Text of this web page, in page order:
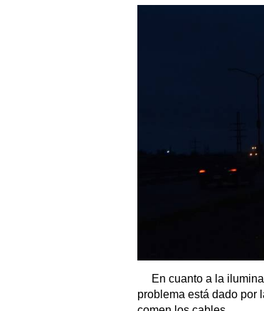
En cuanto a la
problema está dado por